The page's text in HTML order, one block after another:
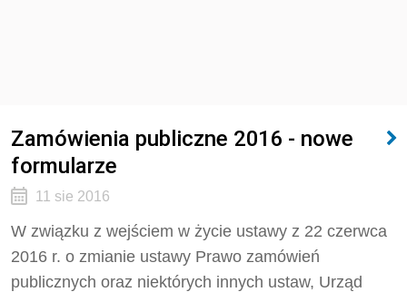
Zamówienia publiczne 2016 - nowe
formularze
11 sie 2016
W związku z wejściem w życie ustawy z 22 czerwca
2016 r. o zmianie ustawy Prawo zamówień
publicznych oraz niektórych innych ustaw, Urząd